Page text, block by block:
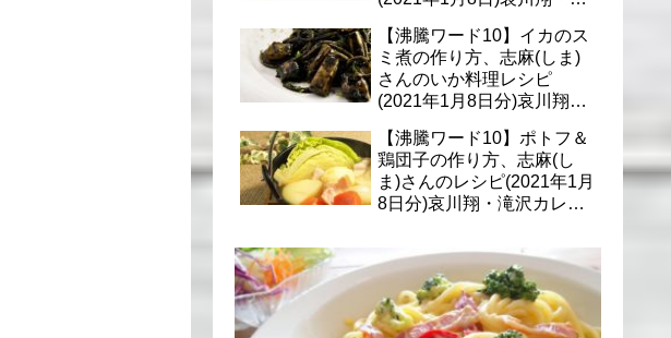
理
【沸騰ワード10】イカのス
ミ煮の作り方、志麻(しま)
さんのいか料理レシピ
(2021年1月8日分)哀川翔・
【沸騰ワード10】ポトフ＆
鶏団子の作り方、志麻(し
ま)さんのレシピ(2021年1月
8日分)哀川翔・滝沢カレ